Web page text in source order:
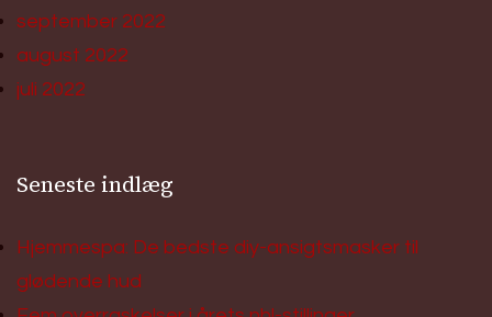
september 2022
august 2022
juli 2022
Seneste indlæg
Hjemmespa: De bedste diy-ansigtsmasker til
glødende hud